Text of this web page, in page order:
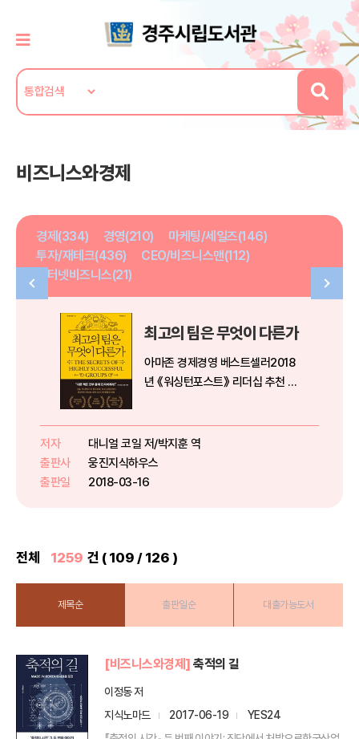
비즈니스와경제
경제(334) 경영(210)
마케팅/세일즈(146)
투자/재테크(436)
CEO/비즈니스맨(112)
인터넷비즈니스(21)
최고의 팀은 무엇이 다른가
아마존 경제경영 베스트셀러2018
년 《워싱턴포스트》 리더십 추천 도
극찬!“왜 어떤 팀은 부분의 합보다
위대해지는가”구글, 픽사부터 미
특수부대, 보석 도둑단까지환상
저자
대니얼 코일 저/박지훈 역
출판사
웅진지식하우스
출판일
2018-03-16
전체 1259 건 ( 109 / 126 )
제목순 출판일순 대출가능도서
[비즈니스와경제] 축적의 길
이정동 저
지식노마드
2017-06-19
YES24